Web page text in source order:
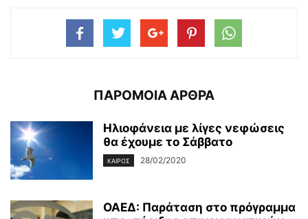
ΠΑΡΟΜΟΙΑ ΑΡΘΡΑ
Ηλιοφάνεια με λίγες νεφώσεις
θα έχουμε το Σάββατο
ΚΑΙΡΌΣ 28/02/2020
ΟΑΕΔ: Παράταση στο πρόγραμμα